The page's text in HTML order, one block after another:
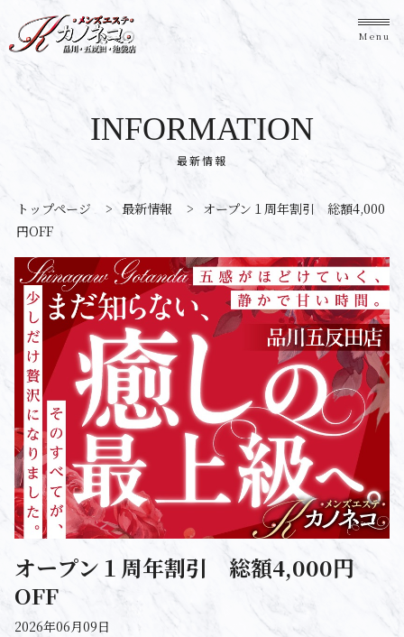
Menu
最新情報
INFORMATION
トップページ > 最新情報 > オープン１周年割引 総額4,000
円OFF
オープン１周年割引 総額4,000円
OFF
2026年06月09日